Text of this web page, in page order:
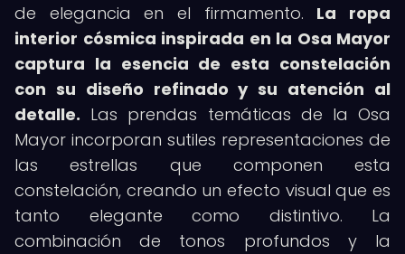
de elegancia en el firmamento. La ropa
interior cósmica inspirada en la Osa Mayor
captura la esencia de esta constelación
con su diseño refinado y su atención al
detalle. Las prendas temáticas de la Osa
Mayor incorporan sutiles representaciones de
las estrellas que componen esta
constelación, creando un efecto visual que es
tanto elegante como distintivo. La
combinación de tonos profundos y la